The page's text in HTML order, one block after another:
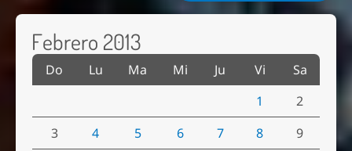
Febrero 2013
Do Lu Ma Mi Ju Vi
Sa
1
2
3
4 5 6 7 8
9